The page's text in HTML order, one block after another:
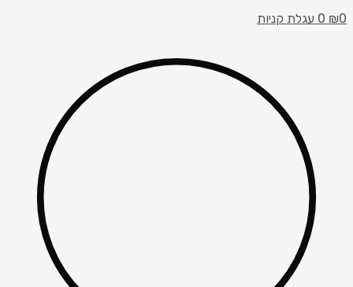
₪0
0 עגלת קניות